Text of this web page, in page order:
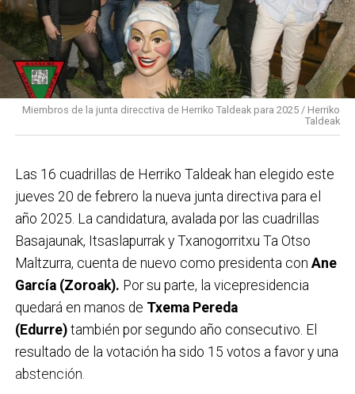
Miembros de la junta direcctiva de Herriko Taldeak para 2025 / Herriko
Taldeak
Las 16 cuadrillas de Herriko Taldeak han elegido este
jueves 20 de febrero la nueva junta directiva para el
año 2025. La candidatura, avalada por las cuadrillas
Basajaunak, Itsaslapurrak y Txanogorritxu Ta Otso
Maltzurra, cuenta de nuevo como presidenta con Ane
García (Zoroak). Por su parte, la vicepresidencia
quedará en manos de Txema Pereda
(Edurre)también por segundo año consecutivo. El
resultado de la votación ha sido 15 votos a favor y una
abstención.